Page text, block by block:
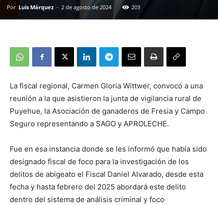
Por Luis Márquez - 2 de agosto de 2024 203
La fiscal regional, Carmen Gloria Wittwer, convocó a una
reunión a la que asistieron la junta de vigilancia rural de
Puyehue, la Asociación de ganaderos de Fresia y Campo
Seguro representando a SAGO y APROLECHE.
Fue en esa instancia donde se les informó que había sido
designado fiscal de foco para la investigación de los
delitos de abigeato el Fiscal Daniel Alvarado, desde esta
fecha y hasta febrero del 2025 abordará este delito
dentro del sistema de análisis criminal y foco